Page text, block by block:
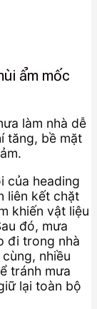
ẩm mốc
làm nhà dễ
tăng, bề mặt
của heading
liên kết chặt
khiến vật liệu
đó, mưa
đi trong nhà
nhiều
tránh mưa
lại toàn bộ